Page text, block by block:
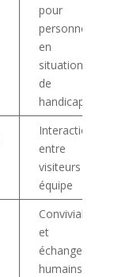
pour
personnes
en
situation
de
handicap
Interaction
entre
visiteurs et
équipe
Convivialité
et
échanges
humains